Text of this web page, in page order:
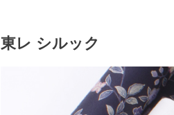
東レ シルック